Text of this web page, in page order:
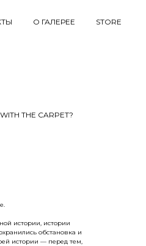
О ГАЛЕРЕЕ STORE
THE CARPET?
истории, истории
обстановка и
истории — перед тем,